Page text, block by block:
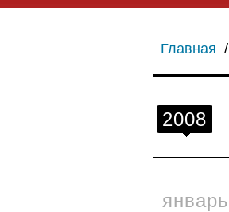
Главная /
2008
январь